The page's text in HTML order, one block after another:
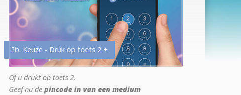
2b. Keuze - Druk op toets 2 +
Of u drukt op toets 2.
Geef nu de pincode in van een medium